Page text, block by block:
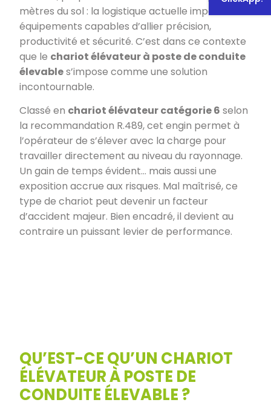
mètres du sol : la logistique actuelle impose des
équipements capables d’allier précision,
productivité et sécurité. C’est dans ce contexte
que le chariot élévateur à poste de conduite
élevables’impose comme une solution
incontournable.
Classé en chariot élévateur catégorie 6 selon
la recommandation R.489, cet engin permet à
l’opérateur de s’élever avec la charge pour
travailler directement au niveau du rayonnage.
Un gain de temps évident… mais aussi une
exposition accrue aux risques. Mal maîtrisé, ce
type de chariot peut devenir un facteur
d’accident majeur. Bien encadré, il devient au
contraire un puissant levier de performance.
QU’EST-CE QU’UN CHARIOT
ÉLÉVATEUR À POSTE DE
CONDUITE ÉLEVABLE ?